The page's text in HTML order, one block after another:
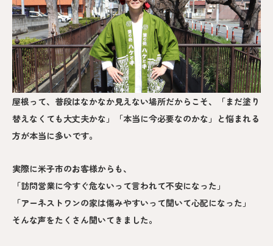
屋根って、普段はなかなか見えない場所だからこそ、「まだ塗り
替えなくても大丈夫かな」「本当に今必要なのかな」と悩まれる
方が本当に多いです。
実際に米子市のお客様からも、
「訪問営業に今すぐ危ないって言われて不安になった」
「アーネストワンの家は傷みやすいって聞いて心配になった」
そんな声をたくさん聞いてきました。